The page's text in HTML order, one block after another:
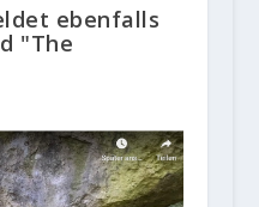
ebenfalls
"The